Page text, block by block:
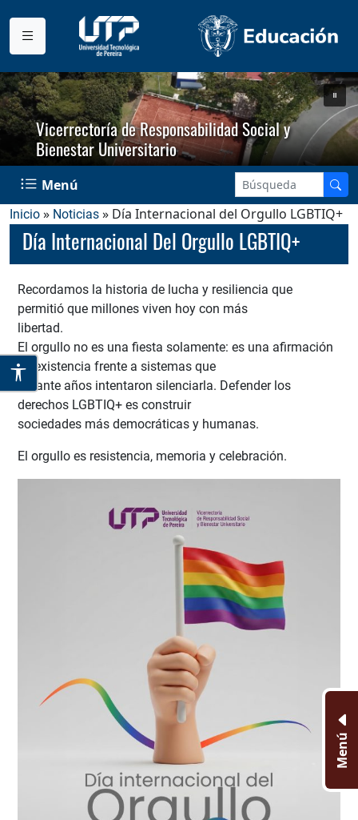
Vicerrectoría de Responsabilidad Social y
Bienestar Universitario
Menú
Inicio » Noticias » Día Internacional del Orgullo LGBTIQ+
Día Internacional Del Orgullo LGBTIQ+
Recordamos la historia de lucha y resiliencia que
permitió que millones viven hoy con más
libertad.
El orgullo no es una fiesta solamente: es una afirmación
de existencia frente a sistemas que
durante años intentaron silenciarla. Defender los
derechos LGBTIQ+ es construir
sociedades más democráticas y humanas.
El orgullo es resistencia, memoria y celebración.
Menú